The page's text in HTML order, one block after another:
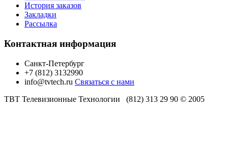
История заказов
Закладки
Рассылка
Контактная информация
Санкт-Петербург
+7 (812) 3132990
info@tvtech.ru Связаться с нами
ТВТ Телевизионные Технологии (812) 313 29 90 © 2005